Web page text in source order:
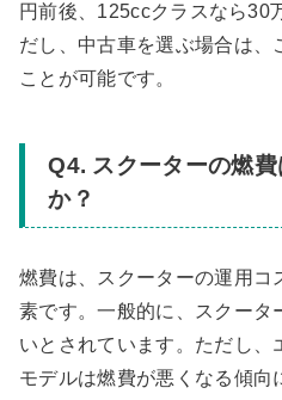
円前後、125ccクラスなら30
だし、中古車を選ぶ場合は、
ことが可能です。
Q4. スクーターの燃
か？
燃費は、スクーターの運用コ
素です。一般的に、スクータ
いとされています。ただし、
モデルは燃費が悪くなる傾向